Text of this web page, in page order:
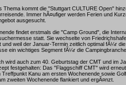
Thema kommt die "Stuttgart CULTURE Open"
Immer hÃ¤ufiger werden Ferien und
ausgesucht.
findet erstmals die "Camp Ground", die
statt. Sie wechselte von
und weil der Januar-Termin zeitlich optimal fÃ¼r
ein wichtiges Segment fÃ¼r die Campingbranche.
wird auch zum 40. Geburtstag der CMT und im
festgehalten: Das "Flaggschiff CMT" wird
Treffpunkt Kanu am ersten Wochenende sowie
zweiten Wochenende flankiert und ergÃ¤nzt.